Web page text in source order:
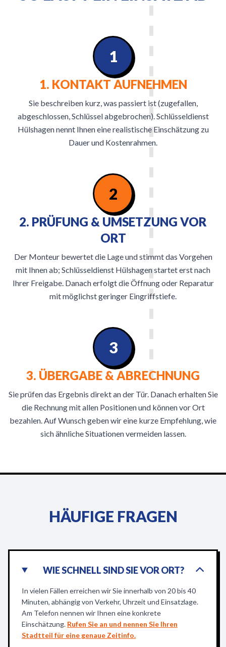
1. KONTAKT AUFNEHMEN
Sie beschreiben kurz, was passiert ist (zugefallen,
abgeschlossen, Schlüssel abgebrochen). Schlüsseldienst
Hülshagen nennt Ihnen eine realistische Einschätzung zu
Dauer und Kostenrahmen.
1
2
2. PRÜFUNG & UMSETZUNG VOR
ORT
Der Monteur bewertet die Lage und stimmt das Vorgehen
mit Ihnen ab; Schlüsseldienst Hülshagen startet erst nach
Ihrer Freigabe. Danach erfolgt die Öffnung oder Reparatur
mit möglichst geringer Eingriffstiefe.
3. ÜBERGABE & ABRECHNUNG
Sie prüfen das Ergebnis direkt an der Tür. Danach erhalten Sie
die Rechnung mit allen Positionen und können vor Ort
bezahlen. Auf Wunsch geben wir eine kurze Empfehlung, wie
sich ähnliche Situationen vermeiden lassen.
3
HÄUFIGE FRAGEN
WIE SCHNELL SIND SIE VOR ORT?
In vielen Fällen erreichen wir Sie innerhalb von 20 bis 40
Minuten, abhängig von Verkehr, Uhrzeit und Einsatzlage.
Am Telefon nennen wir Ihnen eine konkrete
Einschätzung. Rufen Sie an und nennen Sie Ihren
Stadtteil für eine genaue Zeitinfo.